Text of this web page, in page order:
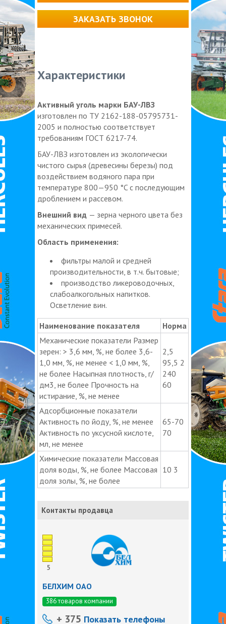
ЗАКАЗАТЬ ЗВОНОК
Характеристики
Активный уголь марки БАУ-ЛВЗ
изготовлен по ТУ 2162-188-05795731-
2005 и полностью соответствует
требованиям ГОСТ 6217-74.
БАУ-ЛВЗ изготовлен из экологически
чистого сырья (древесины березы) под
воздействием водяного пара при
температуре 800—950 °C с последующим
дроблением и рассевом.
Внешний вид — зерна черного цвета без
механических примесей.
Область применения:
фильтры малой и средней
производительности, в т.ч. бытовые;
производство ликероводочных,
слабоалкогольных напитков.
Осветление вин.
Наименование показателя
Норма
Механические показатели Размер
зерен: > 3,6 мм, %, не более 3,6-
1,0 мм, %, не менее < 1,0 мм, %,
не более Насыпная плотность, г/
дм3, не более Прочность на
истирание, %, не менее
2,5
95,5 2
240
60
Адсорбционные показатели
Активность по йоду, %, не менее
Активность по уксусной кислоте,
мл, не менее
65-70
70
Химические показатели Массовая
доля воды, %, не более Массовая
доля золы, %, не более
10 3
Контакты продавца
5
БЕЛХИМ ОАО
386 товаров компании
+ 375 Показать телефоны